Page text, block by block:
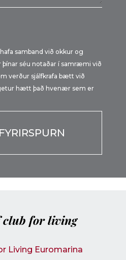
samband við okkur og
þínar séu notaðar í samræmi við
verður sjálfkrafa bætt við
hætt það hvenær sem er
club for living